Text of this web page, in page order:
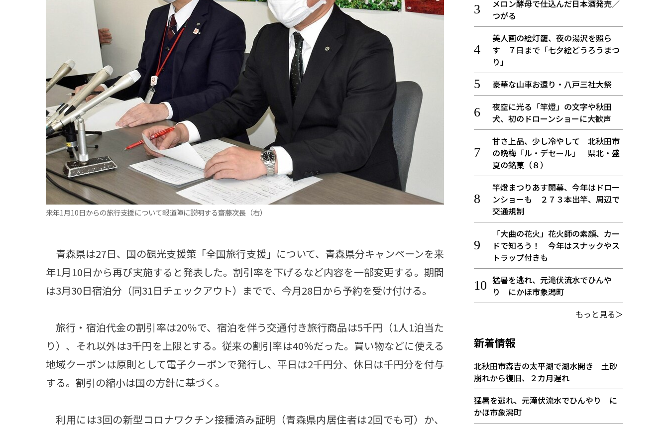
来年1月10日からの旅行支援について報道陣に説明する齋藤次長（右）
青森県は27日、国の観光支援策「全国旅行支援」について、青森県分キャンペーンを来
年1月10日から再び実施すると発表した。割引率を下げるなど内容を一部変更する。期間
は3月30日宿泊分（同31日チェックアウト）までで、今月28日から予約を受け付ける。
旅行・宿泊代金の割引率は20％で、宿泊を伴う交通付き旅行商品は5千円（1人1泊当た
り）、それ以外は3千円を上限とする。従来の割引率は40％だった。買い物などに使える
地域クーポンは原則として電子クーポンで発行し、平日は2千円分、休日は千円分を付与
する。割引の縮小は国の方針に基づく。
利用には3回の新型コロナワクチン接種済み証明（青森県内居住者は2回でも可）か、
メロン酵母で仕込んだ日本酒発売／
つがる
美人画の絵灯籠、夜の湯沢を照ら
す ７日まで「七夕絵どうろうまつ
り」
豪華な山車お還り・八戸三社大祭
夜空に光る「竿燈」の文字や秋田
犬、初のドローンショーに大歓声
甘さ上品、少し冷やして 北秋田市
の晩梅「ル・デセール」 県北・盛
夏の銘菓（８）
竿燈まつりあす開幕、今年はドロー
ンショーも ２７３本出竿、周辺で
交通規制
「大曲の花火」花火師の素顔、カー
ドで知ろう！ 今年はスナックやス
トラップ付きも
猛暑を逃れ、元滝伏流水でひんや
り にかほ市象潟町
もっと見る＞
新着情報
北秋田市森吉の太平湖で湖水開き 土砂
崩れから復旧、２カ月遅れ
猛暑を逃れ、元滝伏流水でひんやり に
かほ市象潟町
まつり・イベント
おみやげ・特産
アウトドア・レジャー
ご当地グルメ